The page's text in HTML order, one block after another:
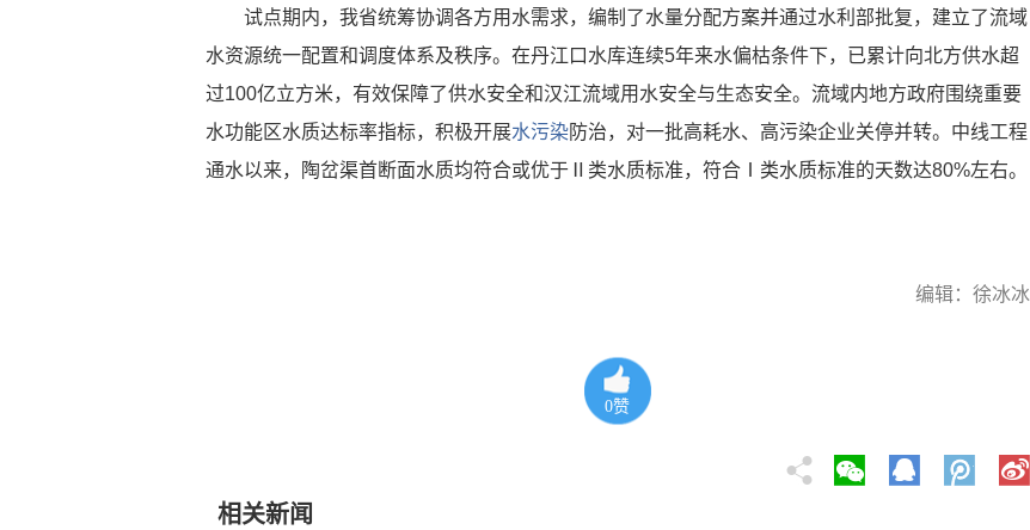
试点期内，我省统筹协调各方用水需求，编制了水量分配方案并通过水利部批复，建立了流域
水资源统一配置和调度体系及秩序。在丹江口水库连续5年来水偏枯条件下，已累计向北方供水超
过100亿立方米，有效保障了供水安全和汉江流域用水安全与生态安全。流域内地方政府围绕重要
水功能区水质达标率指标，积极开展水污染防治，对一批高耗水、高污染企业关停并转。中线工程
通水以来，陶岔渠首断面水质均符合或优于Ⅱ类水质标准，符合Ⅰ类水质标准的天数达80%左右。
编辑：徐冰冰
0赞
相关新闻